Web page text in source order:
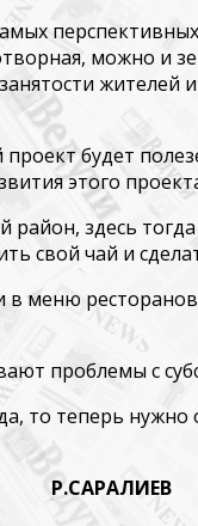
можно и
жителей
будет
этого
район, здесь
свой чай и
меню
проблемы с
то теперь